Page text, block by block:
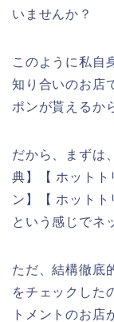
いませんか？
このように私自
知り合いのお店
ポンが貰えるか
だから、まずは
典】【 ホットト
ン】【 ホットト
という感じでネ
ただ、結構徹底
をチェックした
トメントのお店